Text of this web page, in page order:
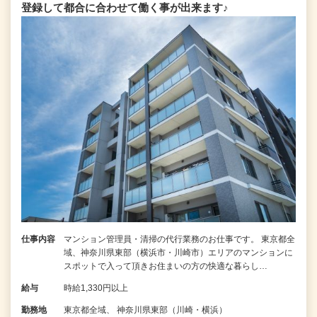
登録して都合に合わせて働く事が出来ます♪
仕事内容
マンション管理員・清掃の代行業務のお仕事です。 東京都全
域、神奈川県東部（横浜市・川崎市）エリアのマンションに
スポットで入って頂きお住まいの方の快適な暮らし…
給与 時給1,330円以上
勤務地 東京都全域、 神奈川県東部（川崎・横浜）